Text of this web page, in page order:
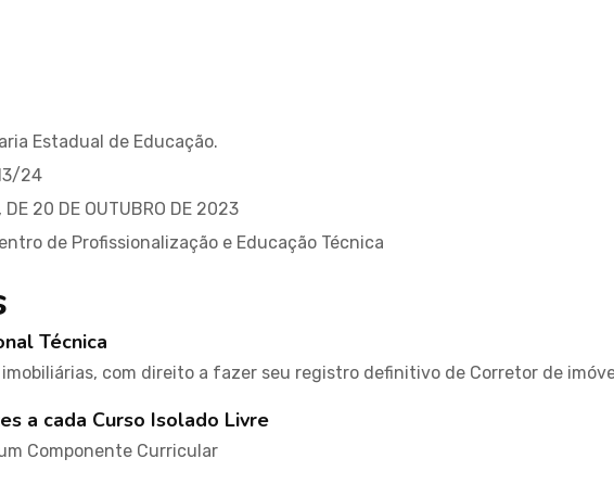
Estadual de Educação.
24
20 DE OUTUBRO DE 2023
de Profissionalização e Educação Técnica
Técnica
com direito a fazer seu registro definitivo de Corretor de
a cada Curso Isolado Livre
Componente Curricular